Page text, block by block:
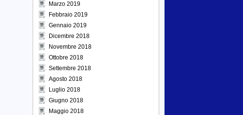
Marzo 2019
Febbraio 2019
Gennaio 2019
Dicembre 2018
Novembre 2018
Ottobre 2018
Settembre 2018
Agosto 2018
Luglio 2018
Giugno 2018
Maggio 2018